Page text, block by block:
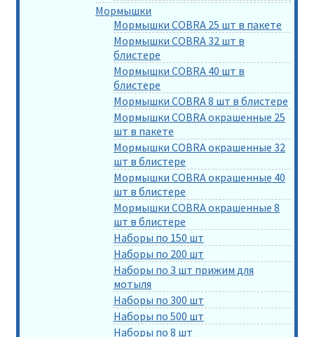
Мормышки
Мормышки COBRA 25 шт в пакете
Мормышки COBRA 32 шт в
блистере
Мормышки COBRA 40 шт в
блистере
Мормышки COBRA 8 шт в блистере
Мормышки COBRA окрашенные 25
шт в пакете
Мормышки COBRA окрашенные 32
шт в блистере
Мормышки COBRA окрашенные 40
шт в блистере
Мормышки COBRA окрашенные 8
шт в блистере
Наборы по 150 шт
Наборы по 200 шт
Наборы по 3 шт прижим для
мотыля
Наборы по 300 шт
Наборы по 500 шт
Наборы по 8 шт